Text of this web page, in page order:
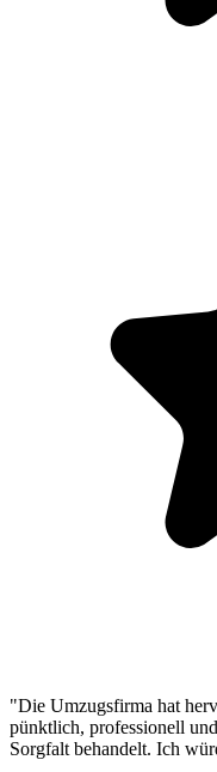
"Die Umzugsfirma hat
pünktlich, professionell
Sorgfalt behandelt. Ich